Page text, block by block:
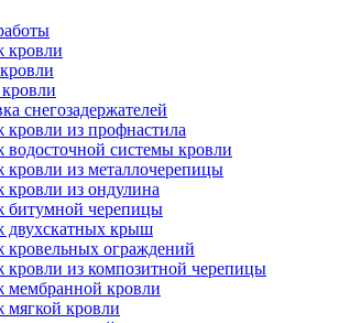
кровли
снегозадержателей
из профнастила
системы кровли
из металлочерепицы
из ондулина
битумной черепицы
двухскатных крыш
ограждений
из композитной черепицы
кровли
кровли